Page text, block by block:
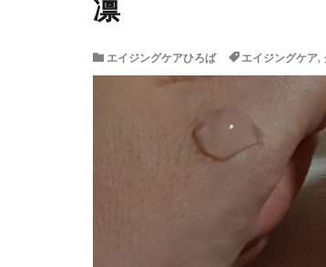
凛
エイジングケアひろば エイジングケア,